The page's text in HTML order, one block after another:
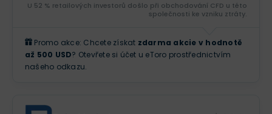
U 52 % retailových investorů došlo při obchodování CFD u této
společnosti ke vzniku ztráty.
Promo akce: Chcete získat zdarma akcie v hodnotě
až 500 USD? Otevřete si účet u eToro prostřednictvím
našeho odkazu.